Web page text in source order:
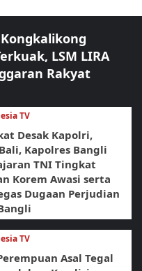
LSM LIRA
Rakyat
TV
Desak Kapolri,
Kapolres Bangli
TNI Tingkat
Korem Awasi serta
Dugaan Perjudian
TV
Asal Tegal